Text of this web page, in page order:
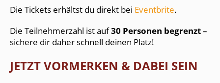
Die Tickets erhältst du direkt bei Eventbrite.
Die Teilnehmerzahl ist auf30 Personen begrenzt–
sichere dir daher schnell deinen Platz!
JETZT VORMERKEN & DABEI SEIN